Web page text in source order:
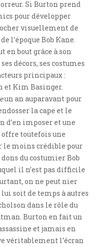
Si Burton prend
pour développer
visuellement de
l’époque Bob Kane.
en bout grâce à son
décors, ses costumes
principaux :
et Kim Basinger.
un an auparavant pour
la cape et le
d’en imposer et une
offre toutefois une
le moins crédible pour
du costumier Bob
il n’est pas difficile
on ne peut nier
lui soit de temps à autres
dans le rôle du
Burton en fait un
et jamais en
véritablement l’écran